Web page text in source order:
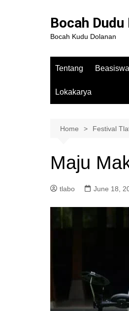
Bocah Dudu
Bocah Kudu Dolanan
Tentang
Lokakarya
Home Festival
Maju
tlabo June 18,